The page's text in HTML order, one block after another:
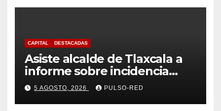
CAPITAL DESTACADAS
Asiste alcalde de Tlaxcala a
informe sobre incidencia
delictiva refrenda trabajo
coordinado
5 AGOSTO, 2026 PULSO-RED